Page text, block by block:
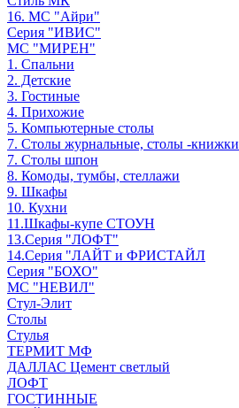
16. МС "Айри"
Серия "ИВИС"
МС "МИРЕН"
1. Спальни
2. Детские
3. Гостиные
4. Прихожие
5. Компьютерные столы
7. Столы журнальные, столы -книжки
7. Столы шпон
8. Комоды, тумбы, стеллажи
9. Шкафы
10. Кухни
11.Шкафы-купе СТОУН
13.Серия "ЛОФТ"
14.Серия "ЛАЙТ и ФРИСТАЙЛ
Серия "БОХО"
МС "НЕВИЛ"
Стул-Элит
Столы
Стулья
ТЕРМИТ МФ
ДАЛЛАС Цемент светлый
ЛОФТ
ГОСТИННЫЕ